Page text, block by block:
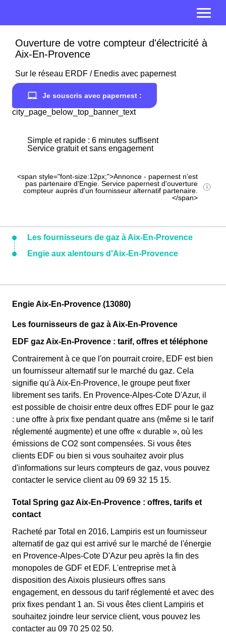
Ouverture de votre compteur d'électricité à
Aix-En-Provence
Sur le réseau ERDF / Enedis avec papernest
Je souscris avec papernest :
city_page_below_top_banner_text
Simple et rapide : 6 minutes suffisent
Service gratuit et sans engagement
<span style="font-size:12px;">Annonce - papernest n'est
pas partenaire d'Engie. Service papernest d'ouverture
compteur auprès d'un fournisseur alternatif partenaire.
</span>
Les fournisseurs de gaz à Aix-En-Provence
Engie aux alentours d'Aix-En-Provence
Engie Aix-En-Provence (13080)
Les fournisseurs de gaz à Aix-En-Provence
EDF gaz Aix-En-Provence : tarif, offres et téléphone
Contrairement à ce que l'on pourrait croire, EDF est bien
un fournisseur alternatif sur le marché du gaz. Cela
signifie qu'à Aix-En-Provence, le groupe peut fixer
librement ses tarifs. En Provence-Alpes-Cote D'Azur, il
est possible de choisir entre deux offres EDF pour le gaz
: une offre à prix fixe pendant quatre ans (même si le tarif
réglementé augmente) et une offre « durable », où les
émissions de CO2 sont compensées. Si vous êtes
clients EDF ou bien si vous souhaitez avoir plus
d'informations sur leurs compteurs de gaz, vous pouvez
contacter le service client au 09 69 32 15 15.
Total Spring gaz Aix-En-Provence : offres, tarifs et
contact
Racheté par Total en 2016, Lampiris est un fournisseur
alternatif de gaz qui est arrivé sur le marché de l'énergie
en Provence-Alpes-Cote D'Azur peu après la fin des
monopoles de GDF et EDF. L'entreprise met à
disposition des Aixois plusieurs offres sans
engagement, en dessous du tarif réglementé et avec des
prix fixes pendant 1 an. Si vous êtes client Lampiris et
souhaitez joindre leur service client, vous pouvez les
contacter au 09 70 25 02 50.